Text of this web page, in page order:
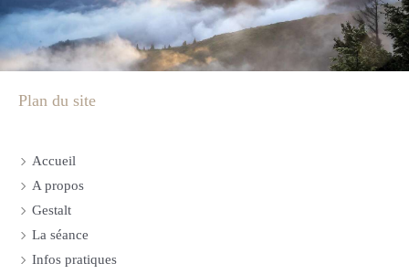
Plan du site
Accueil
A propos
Gestalt
La séance
Infos pratiques